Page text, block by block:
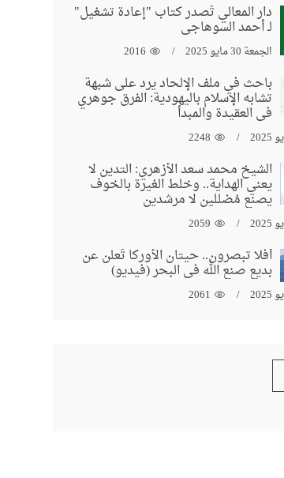
دار المعالي تُصدر كتاب "إعادة تشغيل"
لـ أحمد السوهاجي
الجمعة 30 مايو 2025 2016
باحث في ملف الإلحاد يرد على شبهة
تشابه الإسلام باليهودية: الفرق جوهري
في العقيدة والمبدأ
2248
الشيخ محمد سعد الأزهري: التدين لا
يعني الهداية.. وخلط الغيرة بالخوف
يصنع مُضللين لا مرشدين
2059
أفلا تبصرون.. حيتان الأوركا تُعلن عن
بديع صنع الله في البحر (فيديو)
2061